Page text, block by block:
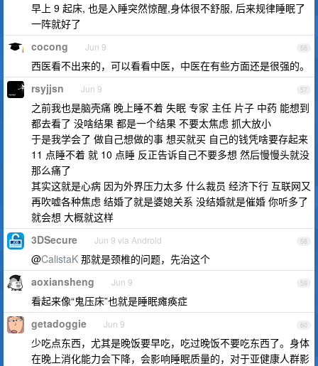
早上 9 起床, 也是入睡突然惊醒,身体很不舒服, 后来规律睡眠了
一阵就好了
56
cocong Jun 9
西医看不出来的，可以看看中医，中医在有些方面还是很强的。
57
rsyjjsn Jun 9
之前我也是脑壳痛 晚上睡不着 失眠 专家 主任 片子 中药 能想到
都去看了 没啥结果 都是一个结果 不要太焦虑 抓大放小
于是我学会了 做自己想做的事 想买就买 自己的钱凭啥要存起来
11 点睡不着 就 10 点睡 反正告诉自己不要多想 然后慢慢头就没
那么痛了
其实这就是心病 因为外界压力太多 什么裁员 经济下行 互联网又
再吹嘘各种焦虑 结婚了就是婆媳关系 没结婚就是催婚 你听多了
就会想 大概就这样
58
3DSecure Jun 9 via Android
@CalistaK 那就是颈椎的问题，先治这个
59
aoxiansheng Jun 9
看起来像“鬼压床”也就是睡眠瘫痪症
60
getadoggie Jun 9
少吃点东西，尤其是晚饭要早吃，吃过晚饭不要吃东西了。身体
在晚上消化能力会下降，会影响睡眠质量的，对于亚健康人群影